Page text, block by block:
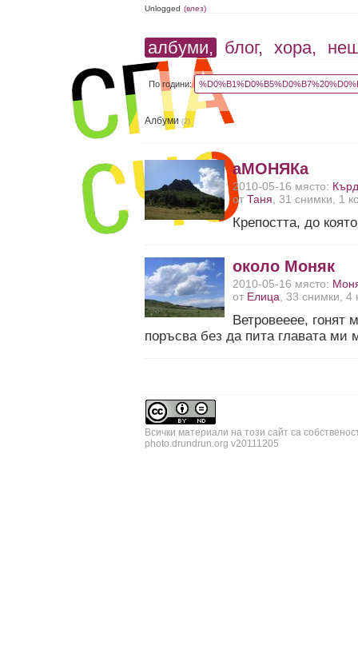
Unlogged (влез)
албуми, блог, хора,
По години:
Албуми(2)
аМОНЯКа
2010-05-16 място:
отТаня , 31 снимки, 1
Крепостта, до
около Моняк
2010-05-16 място:
от Елица , 33 снимки,
Ветровееее, гонят
поръсва без да пита главата ми
Всички материали на този сайт са
photo.drundrun.org v20111205